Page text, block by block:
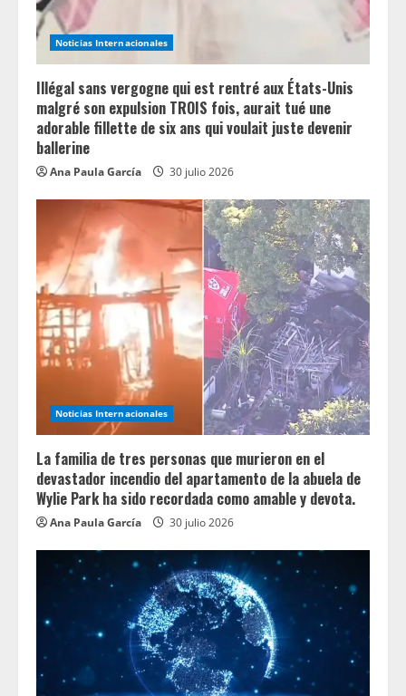
Noticias Internacionales
Illégal sans vergogne qui est rentré aux États-Unis
malgré son expulsion TROIS fois, aurait tué une
adorable fillette de six ans qui voulait juste devenir
ballerine
Ana Paula García 30 julio 2026
Noticias Internacionales
La familia de tres personas que murieron en el
devastador incendio del apartamento de la abuela de
Wylie Park ha sido recordada como amable y devota.
Ana Paula García 30 julio 2026